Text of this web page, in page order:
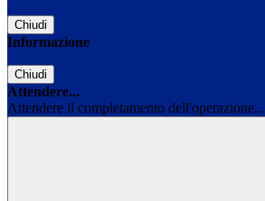
Chiudi
Informazione
Chiudi
Attendere...
Attendere il completamento dell'operazione...